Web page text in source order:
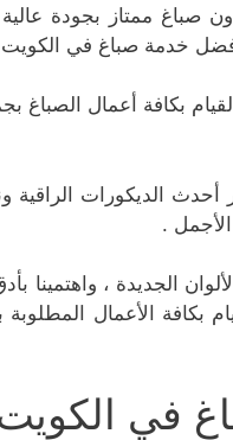
صباغ ممتاز بجودة
خدمة صباغ في
بكافة أعمال الصباغ
أحدث الديكورات الراقية
.
الجديدة ، واهتمينا
بكافة الأعمال
في